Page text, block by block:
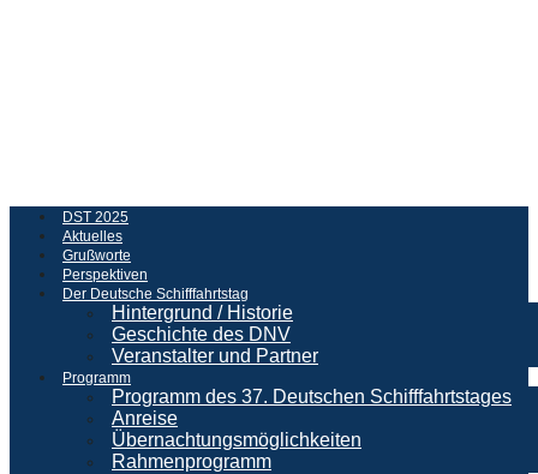
DST 2025
Aktuelles
Grußworte
Perspektiven
Der Deutsche Schifffahrtstag
Hintergrund / Historie
Geschichte des DNV
Veranstalter und Partner
Programm
Programm des 37. Deutschen Schifffahrtstages
Anreise
Übernachtungsmöglichkeiten
Rahmenprogramm